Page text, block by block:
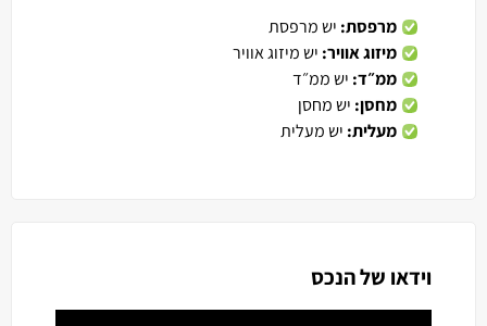
מרפסת: יש מרפסת
מיזוג אוויר: יש מיזוג אוויר
ממ״ד: יש ממ״ד
מחסן: יש מחסן
מעלית: יש מעלית
וידאו של הנכס